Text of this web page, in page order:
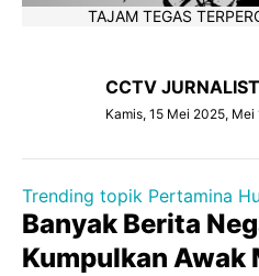
TAJAM TEGAS
CCTV JURNALIST
Kamis, 15 Mei 2025, Mei
Trending topik Pertamina
Banyak Berita
Kumpulkan Awak